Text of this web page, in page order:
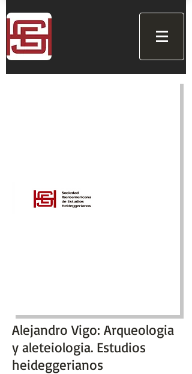
Alejandro Vigo: Arqueologia
y aleteiologia. Estudios
heideggerianos